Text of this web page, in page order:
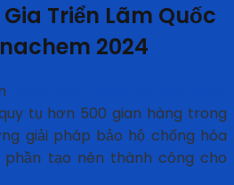
Triển Lãm Quốc
2024
tụ hơn 500 gian hàng trong
giải pháp bảo hộ chống hóa
tạo nên thành công cho